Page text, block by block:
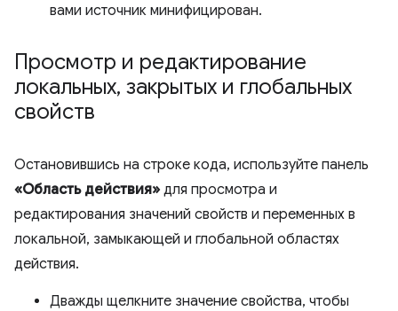
вами источник минифицирован.
Просмотр и редактирование
локальных, закрытых и глобальных
свойств
Остановившись на строке кода, используйте панель
«Область действия» для просмотра и
редактирования значений свойств и переменных в
локальной, замыкающей и глобальной областях
действия.
Дважды щелкните значение свойства, чтобы